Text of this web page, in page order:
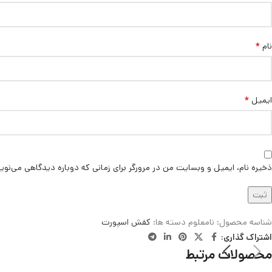
نام *
ایمیل *
ذخیره نام، ایمیل و وبسایت من در مرورگر برای زمانی که دوباره دیدگاهی
شناسه محصول: نامعلوم دسته ها: کفش اسپورت
اشتراک گذاری:
محصولات مرتبط